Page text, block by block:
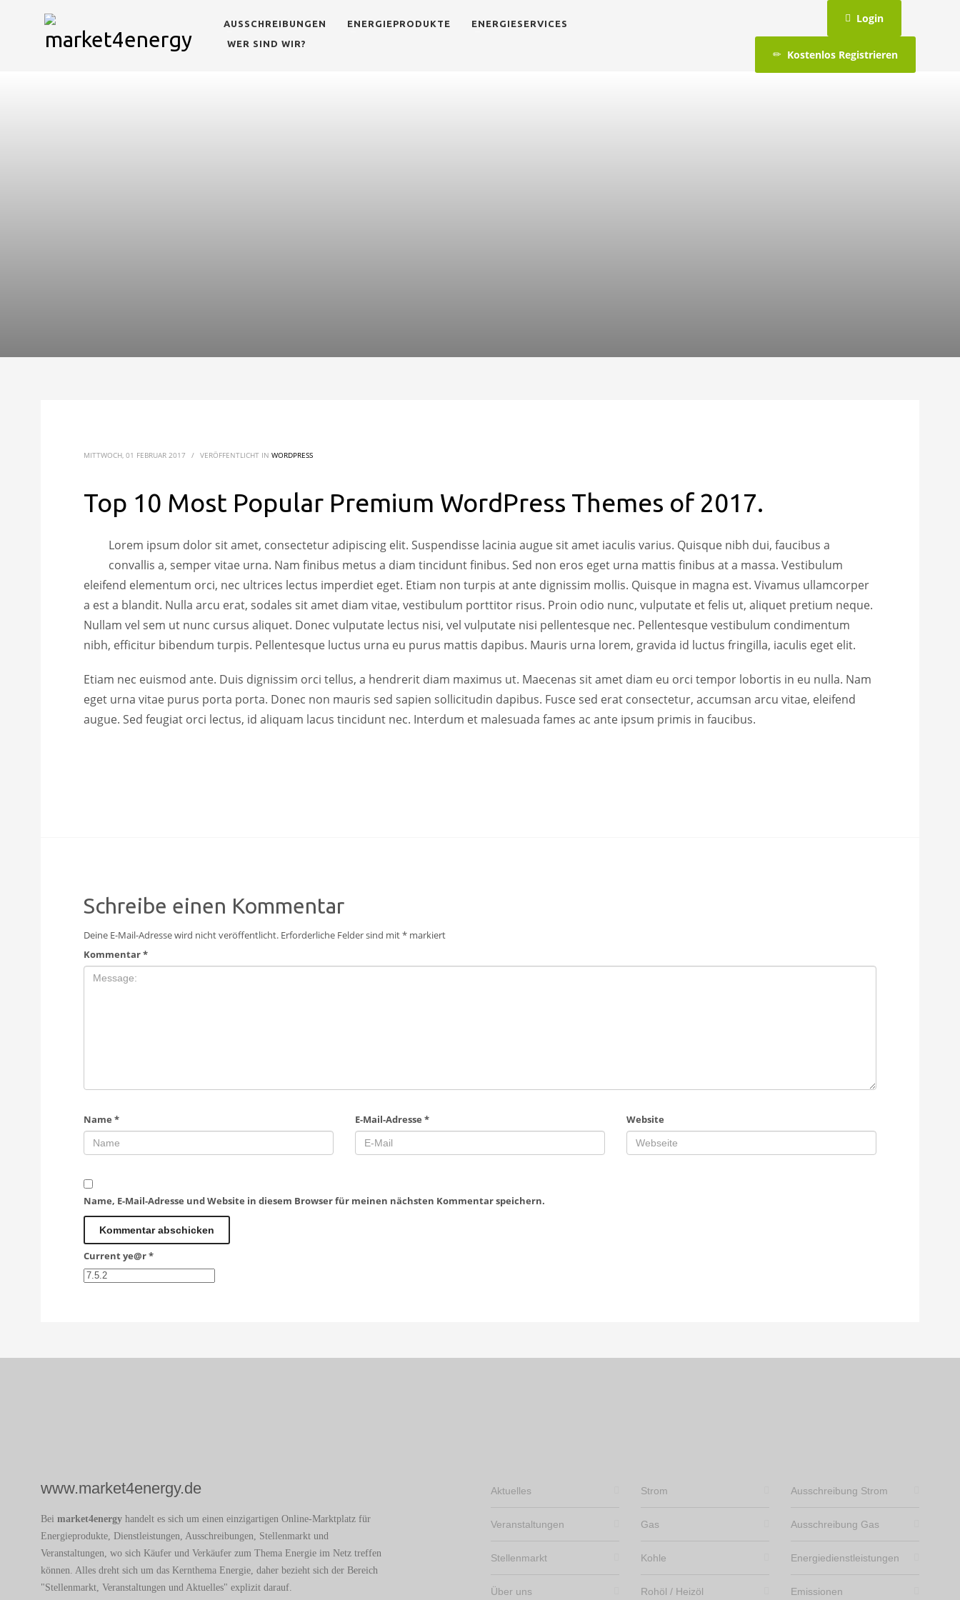
AUSSCHREIBUNGEN ENERGIEPRODUKTE
ENERGIESERVICES
WER SIND WIR?
Login
Kostenlos Registrieren
MITTWOCH, 01 FEBRUAR 2017 / VERÖFFENTLICHT IN WORDPRESS
Top 10 Most Popular Premium WordPress Themes of 2017.
Lorem ipsum dolor sit amet, consectetur adipiscing elit. Suspendisse lacinia augue sit amet iaculis varius. Quisque nibh dui, faucibus a
convallis a, semper vitae urna. Nam finibus metus a diam tincidunt finibus. Sed non eros eget urna mattis finibus at a massa. Vestibulum
eleifend elementum orci, nec ultrices lectus imperdiet eget. Etiam non turpis at ante dignissim mollis. Quisque in magna est. Vivamus ullamcorper
a est a blandit. Nulla arcu erat, sodales sit amet diam vitae, vestibulum porttitor risus. Proin odio nunc, vulputate et felis ut, aliquet pretium neque.
Nullam vel sem ut nunc cursus aliquet. Donec vulputate lectus nisi, vel vulputate nisi pellentesque nec. Pellentesque vestibulum condimentum
nibh, efficitur bibendum turpis. Pellentesque luctus urna eu purus mattis dapibus. Mauris urna lorem, gravida id luctus fringilla, iaculis eget elit.
Etiam nec euismod ante. Duis dignissim orci tellus, a hendrerit diam maximus ut. Maecenas sit amet diam eu orci tempor lobortis in eu nulla. Nam
eget urna vitae purus porta porta. Donec non mauris sed sapien sollicitudin dapibus. Fusce sed erat consectetur, accumsan arcu vitae, eleifend
augue. Sed feugiat orci lectus, id aliquam lacus tincidunt nec. Interdum et malesuada fames ac ante ipsum primis in faucibus.
Schreibe einen Kommentar
Deine E-Mail-Adresse wird nicht veröffentlicht. Erforderliche Felder sind mit* markiert
Kommentar*
Name * E-Mail-Adresse * Website
Name, E-Mail-Adresse und Website in diesem Browser für meinen nächsten Kommentar speichern.
Current ye@r*
www.market4energy.de
Bei market4energy handelt es sich um einen einzigartigen Online-Marktplatz für
Energieprodukte, Dienstleistungen, Ausschreibungen, Stellenmarkt und
Veranstaltungen, wo sich Käufer und Verkäufer zum Thema Energie im Netz treffen
können. Alles dreht sich um das Kernthema Energie, daher bezieht sich der Bereich
"Stellenmarkt, Veranstaltungen und Aktuelles" explizit darauf.
Aktuelles
Veranstaltungen
Stellenmarkt
Über uns
Strom
Gas
Kohle
Rohöl / Heizöl
Ausschreibung Strom
Ausschreibung Gas
Energiedienstleistungen
Emissionen